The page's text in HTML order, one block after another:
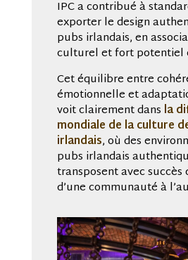
IPC a contribué à
exporter le design
pubs irlandais, en
culturel et fort potentiel
Cet équilibre entre
émotionnelle et
voit clairement dans la
mondiale de la culture
irlandais, où des
pubs irlandais
transposent avec succès
d’une communauté à